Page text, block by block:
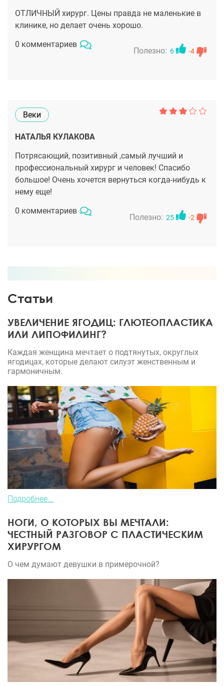
ОТЛИЧНЫЙ хирург. Цены правда не маленькие в
клинике, но делает очень хорошо.
0 комментариев
Полезно: 6 -4
Веки
НАТАЛЬЯ КУЛАКОВА
Потрясающий, позитивный ,самый лучший и
профессиональный хирург и человек! Спасибо
большое! Очень хочется вернуться когда-нибудь к
нему еще!
0 комментариев
Полезно: 25 -2
Статьи
УВЕЛИЧЕНИЕ ЯГОДИЦ: ГЛЮТЕОПЛАСТИКА
ИЛИ ЛИПОФИЛИНГ?
Каждая женщина мечтает о подтянутых, округлых
ягодицах, которые делают силуэт женственным и
гармоничным.
Подробнее...
НОГИ, О КОТОРЫХ ВЫ МЕЧТАЛИ:
ЧЕСТНЫЙ РАЗГОВОР С ПЛАСТИЧЕСКИМ
ХИРУРГОМ
О чем думают девушки в примерочной?